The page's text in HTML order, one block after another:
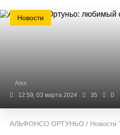
Новости
Alex
12:59, 03 марта 2024
35 0
АЛЬФОНСО ОРТУНЬО / Новости